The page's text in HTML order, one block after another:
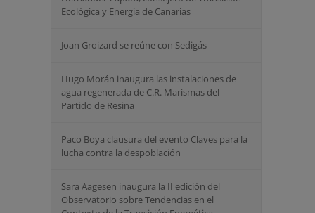
Ecológica y Energía de Canarias
Joan Groizard se reúne con Sedigás
Hugo Morán inaugura las instalaciones de
agua regenerada de C.R. Marismas del
Partido de Resina
Paco Boya clausura del evento Claves para la
lucha contra la despoblación
Sara Aagesen inaugura la II edición del
Observatorio sobre Tendencias en el